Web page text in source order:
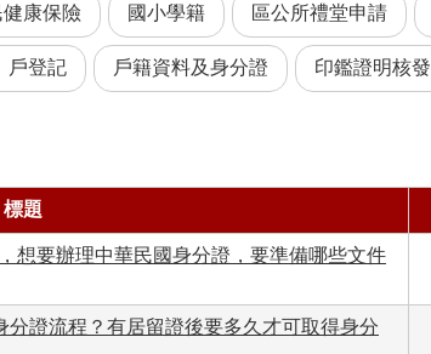
康保險 國小學籍 區公所禮堂申請
戶登記 戶籍資料及身分證 印鑑證明核發
標題
想要辦理中華民國身分證，要準備哪些文件
證流程？有居留證後要多久才可取得身分